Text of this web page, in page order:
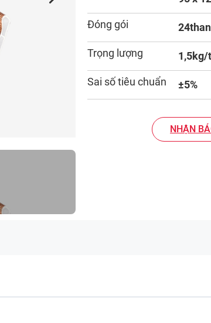
Đóng gói
Trọng lượng 1,5kg/
Sai số tiêu chuẩn ±5%
NHẬN